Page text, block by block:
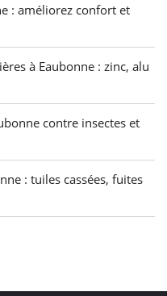
: améliorez confort et
à Eaubonne : zinc, alu
contre insectes et
: tuiles cassées, fuites